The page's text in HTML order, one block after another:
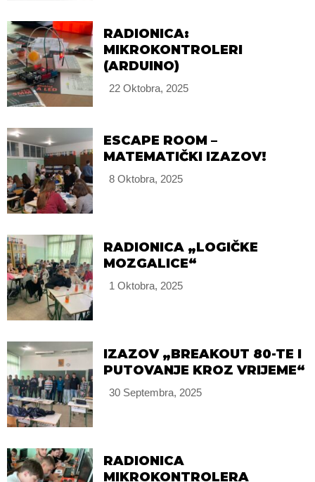
RADIONICA:
MIKROKONTROLERI
(ARDUINO)
22 Oktobra, 2025
ESCAPE ROOM –
MATEMATIČKI IZAZOV!
8 Oktobra, 2025
RADIONICA „LOGIČKE
MOZGALICE“
1 Oktobra, 2025
IZAZOV „BREAKOUT 80-TE I
PUTOVANJE KROZ VRIJEME“
30 Septembra, 2025
RADIONICA
MIKROKONTROLERA